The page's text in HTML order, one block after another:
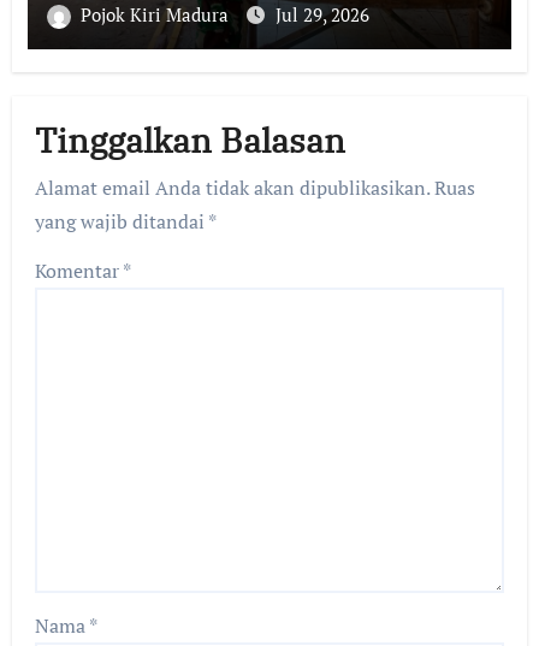
Pojok Kiri Madura Jul 29, 2026
Tinggalkan Balasan
Alamat email Anda tidak akan dipublikasikan.Ruas
yang wajib ditandai *
Komentar*
Nama*